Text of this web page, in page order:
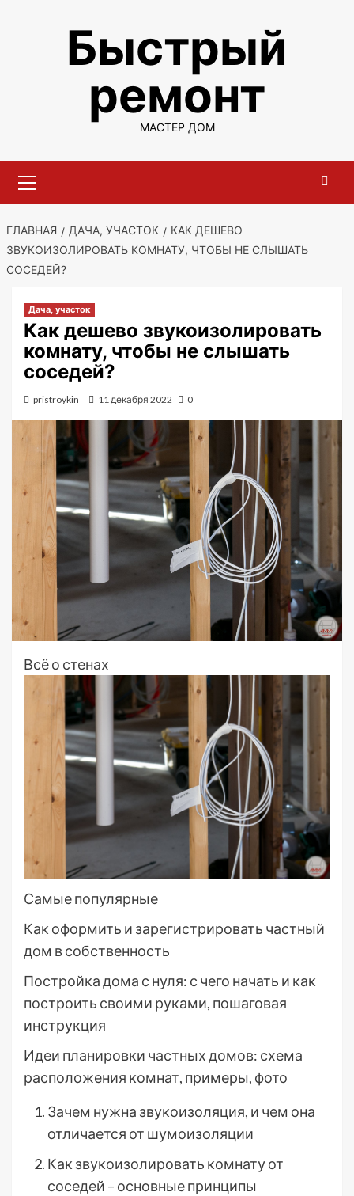
содержимомуБыстрый
ремонт
МАСТЕР ДОМ
меню
ГЛАВНАЯ ДАЧА, УЧАСТОК
КАК ДЕШЕВО
ЗВУКОИЗОЛИРОВАТЬ КОМНАТУ, ЧТОБЫ НЕ СЛЫШАТЬ
СОСЕДЕЙ?
Дача, участок
Как дешево звукоизолировать
комнату, чтобы не слышать
соседей?
pristroykin_ 11 декабря 2022 0
Всё о стенах
Самые популярные
Как оформить и зарегистрировать частный
дом в собственность
Постройка дома с нуля: с чего начать и как
построить своими руками, пошаговая
инструкция
Идеи планировки частных домов: схема
расположения комнат, примеры, фото
Зачем нужна звукоизоляция, и чем она
отличается от шумоизоляции
Как звукоизолировать комнату от
соседей – основные принципы